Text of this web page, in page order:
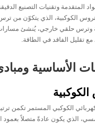
المتقدمة وتقنيات التصنيع
الكوكبية، الذي يتكوّن
وترس حلقي خارجي، يُنشئ
تقليل الفاقد في الطاقة.
الأساسية
الكوكبي المستمر تكمن
الذي يكون عادةً متصلاً بعمود